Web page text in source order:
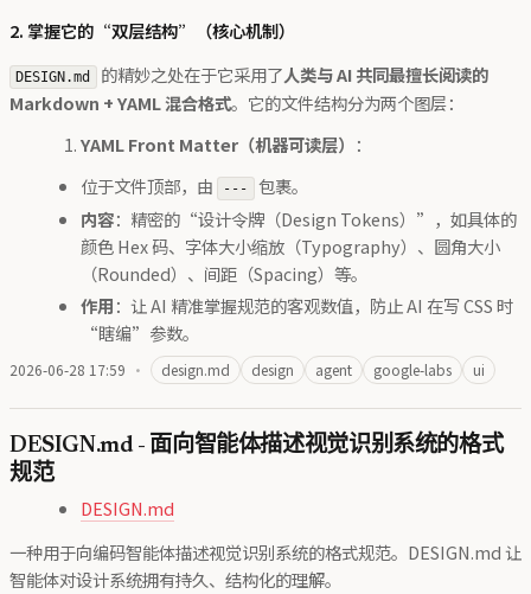
2. 掌握它的“双层结构”（核心机制）
DESIGN.md 的精妙之处在于它采用了人类与 AI 共同最擅长阅读的
Markdown + YAML 混合格式。它的文件结构分为两个图层：
YAML Front Matter（机器可读层） ：
位于文件顶部，由
--- 包裹。
内容：精密的“设计令牌（Design Tokens）”，如具体的
颜色 Hex 码、字体大小缩放（Typography）、圆角大小
（Rounded）、间距（Spacing）等。
作用：让 AI 精准掌握规范的客观数值，防止 AI 在写 CSS 时
“瞎编”参数。
2026-06-28 17:59 · design.md design agent google-labs ui
DESIGN.md - 面向智能体描述视觉识别系统的格式
规范
DESIGN.md
一种用于向编码智能体描述视觉识别系统的格式规范。DESIGN.md 让
智能体对设计系统拥有持久、结构化的理解。